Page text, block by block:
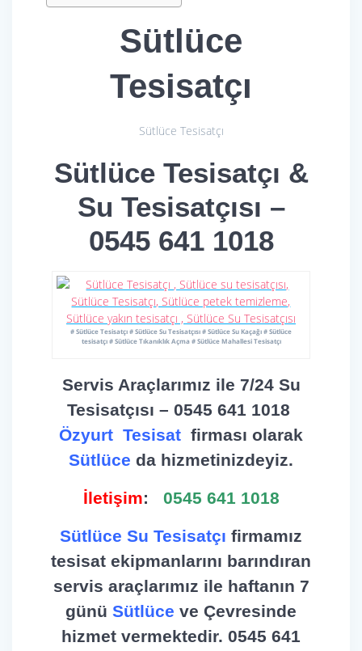
Sütlüce
Tesisatçı
Sütlüce Tesisatçı
Sütlüce Tesisatçı &
Su Tesisatçısı –
0545 641 1018
# Sütlüce Tesisatçı # Sütlüce Su Tesisatçısı # Sütlüce Su Kaçağı # Sütlüce
tesisatçı # Sütlüce Tıkanıklık Açma # Sütlüce Mahallesi Tesisatçı
Servis Araçlarımız ile 7/24 Su
Tesisatçısı – 0545 641 1018
Özyurt Tesisat firması olarak
Sütlüce da hizmetinizdeyiz.
İletişim: 0545 641 1018
Sütlüce Su Tesisatçı firmamız
tesisat ekipmanlarını barındıran
servis araçlarımız ile haftanın 7
günü Sütlüce ve Çevresinde
hizmet vermektedir. 0545 641